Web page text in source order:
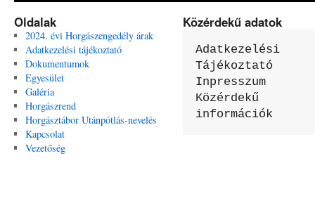
Oldalak
2024. évi Horgászengedély árak
Adatkezelési tájékoztató
Dokumentumok
Egyesület
Galéria
Horgászrend
Horgásztábor Utánpótlás-nevelés
Kapcsolat
Vezetőség
Közérdekű adatok
Adatkezelési
Tájékoztató
Inpresszum
Közérdekű
információk